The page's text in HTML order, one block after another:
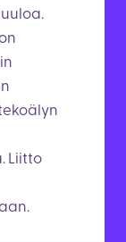
Liitto